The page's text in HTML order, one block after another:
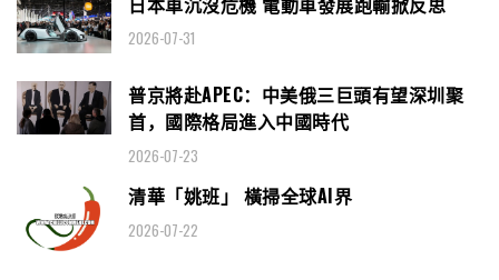
2026-07-31
普京將赴APEC：中美俄三巨頭有望深圳聚
首，國際格局進入中國時代
2026-07-23
清華「姚班」 橫掃全球AI界
2026-07-22